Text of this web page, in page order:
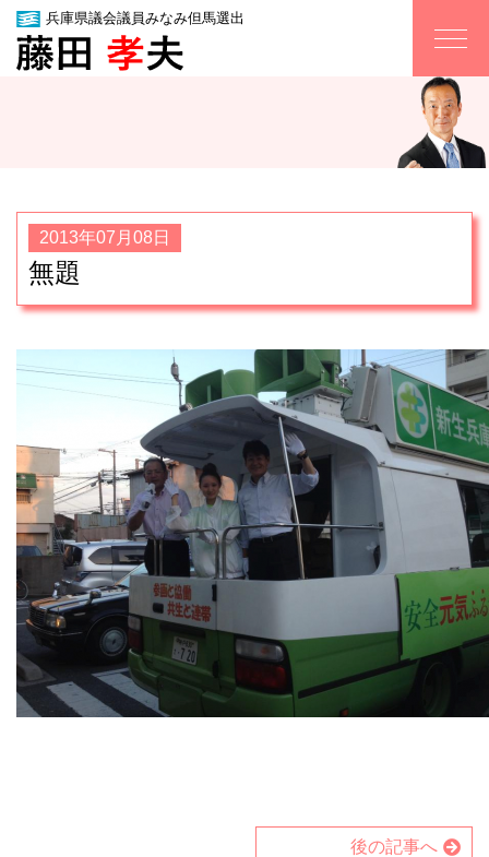
兵庫県議会議員みなみ但馬選出
2013年07月08日
無題
後の記事へ